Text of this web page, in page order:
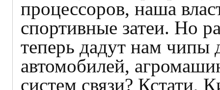
процессоров, наша
спортивные затеи. Но
теперь дадут нам чипы
автомобилей,
систем связи? Кстати,